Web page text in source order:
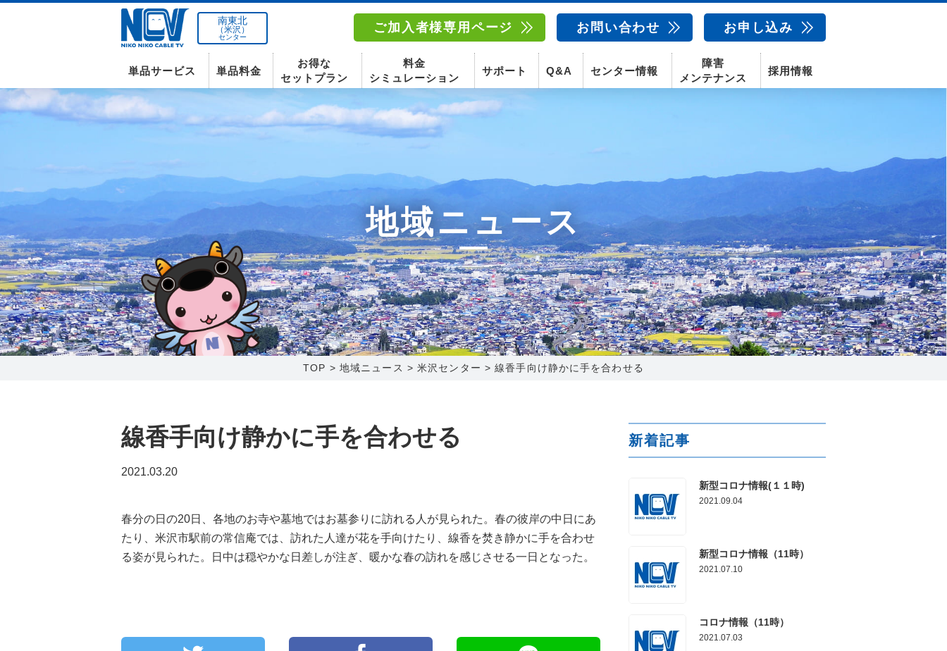
〒992-0044
山形県米沢市春日四丁目2-75
0238-24-2525
営業時間 9:00～18:00
〒960-8252
福島県福島市御山字一本松17-1-1
0120-173-577
営業時間 9:15～18:00
北海道函館市桔梗町379-31
0138-34-2525
営業時間 9:00～18:00
新潟県新潟市西区山田2310-39
025-210-1200
営業時間 9:00～18:00
南東北
（米沢）
センター
ご加入者様専用ページ お問い合わせ お申し込み
単品サービス
インターネット スマホ 固定電話 AIカメラ
単品料金
インターネット スマホ 動画配信サービス
お得な
セットプラン
料金
シミュレーション
サポート Q&A センター情報
〒992-0044
山形県米沢市春日四丁目2-75
0238-24-2525
営業時間 9:00～18:00
〒960-8252
福島県福島市御山字一本松17-1-1
0120-173-577
営業時間 9:15～18:00
番組情報
〒041-0801
北海道函館市桔梗町379-31
0138-34-2525
営業時間 9:00～18:00
番組情報
〒950-1189
新潟県新潟市西区山田2310-39
025-210-1200
営業時間 9:00～18:00
障害
メンテナンス
採用情報
地域ニュース
TOP > 地域ニュース >米沢センター >線香手向け静かに手を合わせる
線香手向け静かに手を合わせる
2021.03.20
春分の日の20日、各地のお寺や墓地ではお墓参りに訪れる人が見られた。春の彼岸の中日にあ
たり、米沢市駅前の常信庵では、訪れた人達が花を手向けたり、線香を焚き静かに手を合わせ
る姿が見られた。日中は穏やかな日差しが注ぎ、暖かな春の訪れを感じさせる一日となった。
新着記事
新型コロナ情報(１１時)
2021.09.04
新型コロナ情報（11時）
2021.07.10
コロナ情報（11時）
2021.07.03